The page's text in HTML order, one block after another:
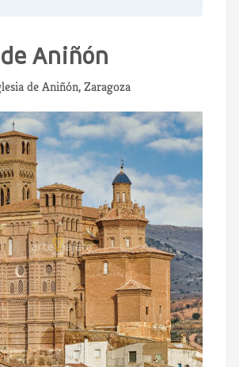
Aniñón
de Aniñón, Zaragoza